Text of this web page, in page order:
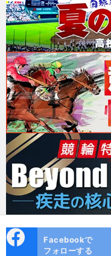
ok
Facebookで
フォローする